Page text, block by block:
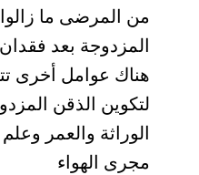
من المرضى ما
المزدوجة بعد
هناك عوامل أخرى
لتكوين الذقن
الوراثة والعمر
مجرى الهواء